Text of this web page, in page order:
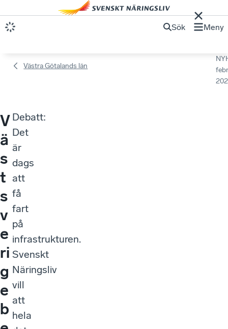
Sök Meny
Västra Götalands län
V
ä
s
t
s
v
e
ri
g
e
b
Debatt:
Det
är
dags
att
få
fart
på
infrastrukturen.
Svenskt
Näringsliv
vill
att
hela